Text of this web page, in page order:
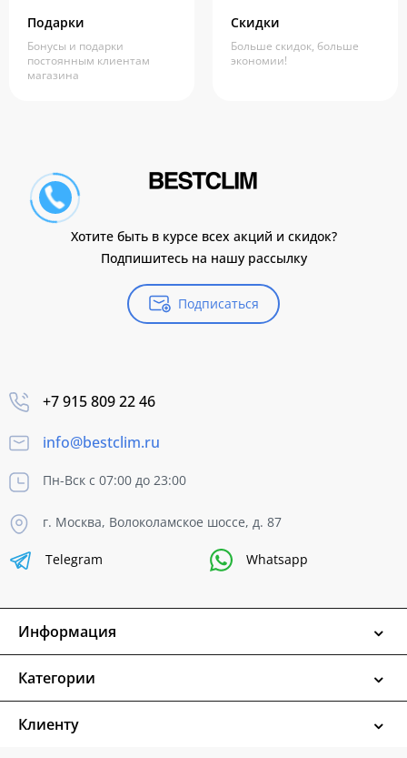
Подарки
Бонусы и подарки
постоянным клиентам
магазина
Скидки
Больше скидок, больше
экономии!
Хотите быть в курсе всех акций и скидок?
Подпишитесь на нашу рассылку
Подписаться
+7 915 809 22 46
info@bestclim.ru
Пн-Вск с 07:00 до 23:00
г. Москва, Волоколамское шоссе, д. 87
Telegram Whatsapp
Информация
Категории
Клиенту